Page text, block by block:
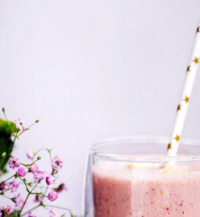
COLLAGÈNE
COVÉLINE, SÉRUM